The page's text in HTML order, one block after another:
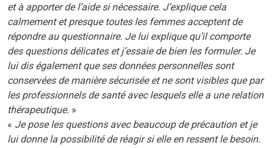
et à apporter de l’aide si nécessaire. J’explique cela
calmement et presque toutes les femmes acceptent de
répondre au questionnaire. Je lui explique qu’il comporte
des questions délicates et j’essaie de bien les formuler. Je
lui dis également que ses données personnelles sont
conservées de manière sécurisée et ne sont visibles que par
les professionnels de santé avec lesquels elle a une relation
thérapeutique. »
« Je pose les questions avec beaucoup de précaution et je
lui donne la possibilité de réagir si elle en ressent le besoin.